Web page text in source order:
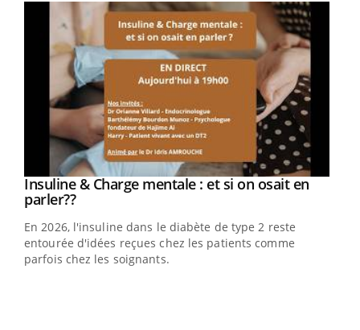
Youtube
Insuline & Charge mentale : et si on osait en
parler??Youtube
En 2026, l'insuline dans le diabète de type 2 reste
entourée d'idées reçues chez les patients comme
parfois chez les soignants.
Youtube
Eczéma Chronique des Mains : se préparer
pour l’été ! Youtube
L'été arrive… et avec lui, un tout nouveau rythme de vie !
Vacances, plage, piscine, soleil, activités en plein air…
Nos mains sont ...